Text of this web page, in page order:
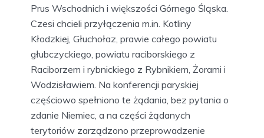
Prus Wschodnich i większości Górnego Śląska.
Czesi chcieli przyłączenia m.in. Kotliny
Kłodzkiej, Głuchołaz, prawie całego powiatu
głubczyckiego, powiatu raciborskiego z
Raciborzem i rybnickiego z Rybnikiem, Żorami i
Wodzisławiem. Na konferencji paryskiej
częściowo spełniono te żądania, bez pytania o
zdanie Niemiec, a na części żądanych
terytoriów zarządzono przeprowadzenie